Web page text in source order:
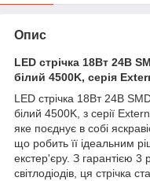
Опис
LED стрічка 18Вт 24В
білий 4500K, серія
LED стрічка 18Вт 24В
білий 4500K, з серії
яке поєднує в собі
що робить її ідеальним
екстер'єру. З гарантією 3
світлодіодів, ця стрічка